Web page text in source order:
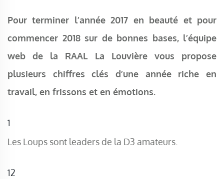
Pour terminer l’année 2017 en beauté et pour
commencer 2018 sur de bonnes bases, l’équipe
web de la RAAL La Louvière vous propose
plusieurs chiffres clés d’une année riche en
travail, en frissons et en émotions.
1
Les Loups sont leaders de la D3 amateurs.
12